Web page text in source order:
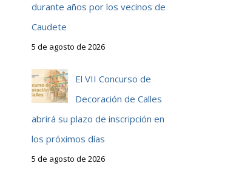
durante años por los vecinos de
Caudete
5 de agosto de 2026
El VII Concurso de
Decoración de Calles
abrirá su plazo de inscripción en
los próximos días
5 de agosto de 2026